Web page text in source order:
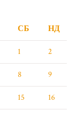
СБ НД
1 2
8 9
15 16